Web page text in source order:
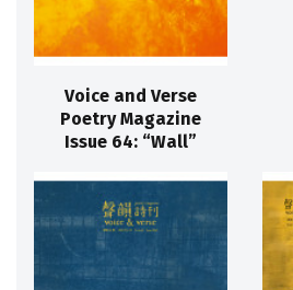
Voice and Verse
Poetry Magazine
Issue 64: “Wall”